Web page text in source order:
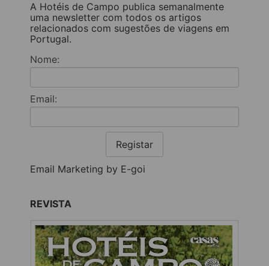
A Hotéis de Campo publica semanalmente
uma newsletter com todos os artigos
relacionados com sugestões de viagens em
Portugal.
Nome:
Email:
Registar
Email Marketing by E-goi
REVISTA